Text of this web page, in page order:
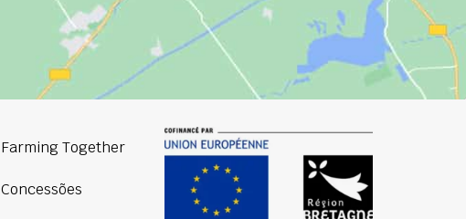
Farming Together
Concessões